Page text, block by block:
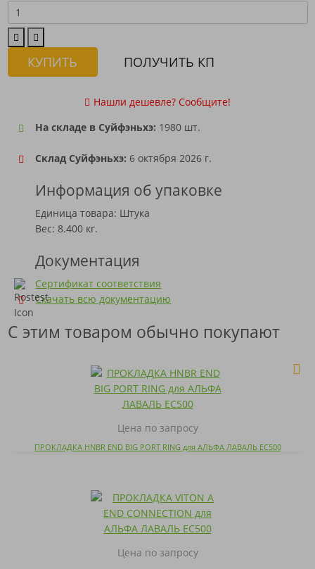
КУПИТЬ ПОЛУЧИТЬ КП
Нашли дешевле? Сообщите!
На складе в Суйфэньхэ: 1980 шт.
Склад Суйфэньхэ: 6 октября 2026 г.
Информация об упаковке
Единица товара: Штука
Вес: 8.400 кг.
Документация
Сертификат соответствия
Скачать всю документацию
С этим товаром обычно покупают
Цена по запросу
ПРОКЛАДКА HNBR END BIG PORT RING для АЛЬФА ЛАВАЛЬ EC500
Цена по запросу